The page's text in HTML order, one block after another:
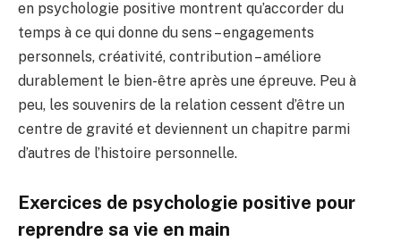
en psychologie positive montrent qu’accorder du
temps à ce qui donne du sens – engagements
personnels, créativité, contribution – améliore
durablement le bien-être après une épreuve. Peu à
peu, les souvenirs de la relation cessent d’être un
centre de gravité et deviennent un chapitre parmi
d’autres de l’histoire personnelle.
Exercices de psychologie positive pour
reprendre sa vie en main